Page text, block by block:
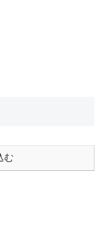
・。
む